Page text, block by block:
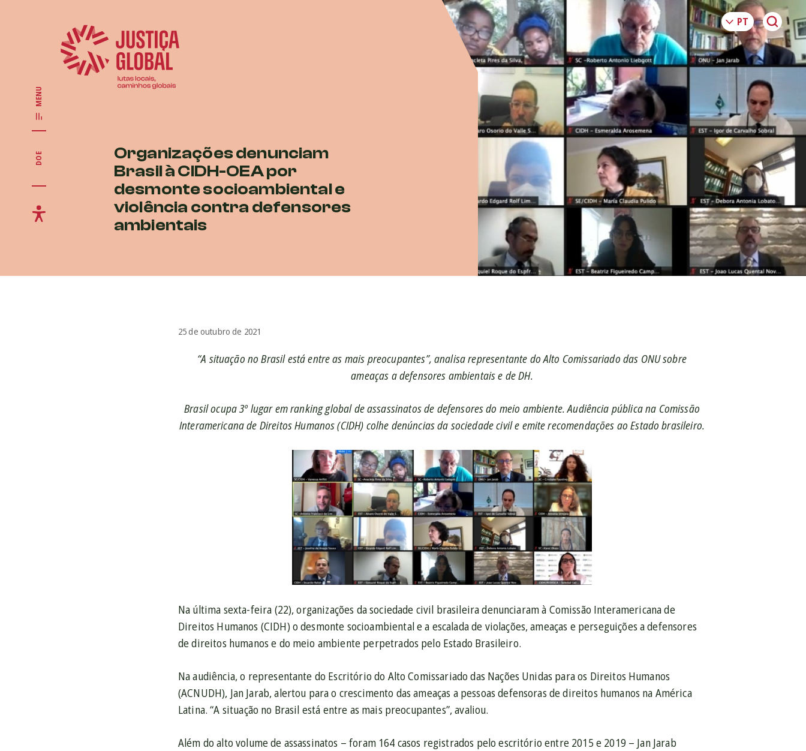
MENU
DOE
Organizações denunciam
Brasil à CIDH-OEA por
desmonte socioambiental e
violência contra defensores
ambientais
25 de outubro de 2021
“A situação no Brasil está entre as mais preocupantes”, analisa representante do Alto Comissariado das ONU sobre
ameaças a defensores ambientais e de DH.
Brasil ocupa 3º lugar em ranking global de assassinatos de defensores do meio ambiente. Audiência pública na Comissão
Interamericana de Direitos Humanos (CIDH) colhe denúncias da sociedade civil e emite recomendações ao Estado brasileiro.
Na última sexta-feira (22), organizações da sociedade civil brasileira denunciaram à Comissão Interamericana de
Direitos Humanos (CIDH) o desmonte socioambiental e a escalada de violações, ameaças e perseguições a defensores
de direitos humanos e do meio ambiente perpetrados pelo Estado Brasileiro.
Na audiência, o representante do Escritório do Alto Comissariado das Nações Unidas para os Direitos Humanos
(ACNUDH), Jan Jarab, alertou para o crescimento das ameaças a pessoas defensoras de direitos humanos na América
Latina. “A situação no Brasil está entre as mais preocupantes”, avaliou.
Além do alto volume de assassinatos – foram 164 casos registrados pelo escritório entre 2015 e 2019 – Jan Jarab